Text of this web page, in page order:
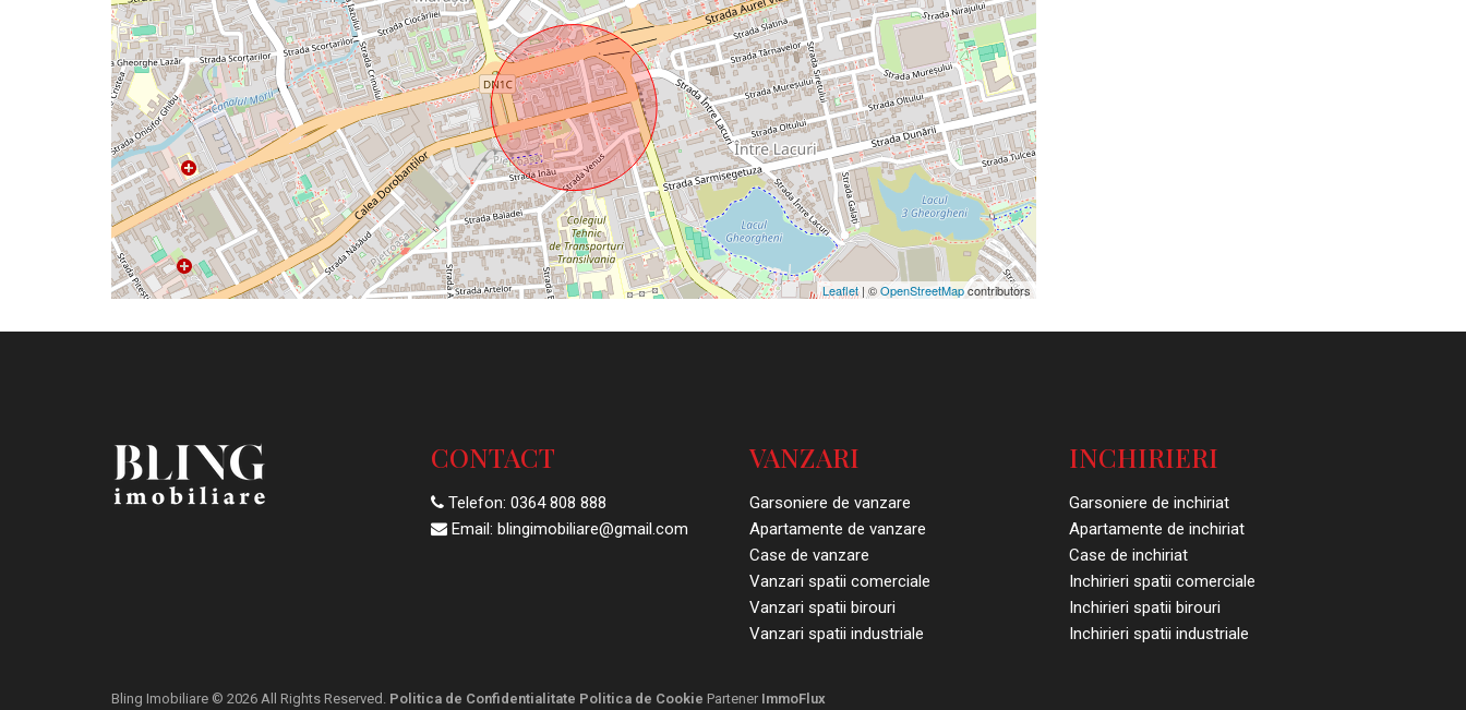
Leaflet| ©OpenStreetMapcontributors
CONTACT
Telefon: 0364 808 888
Email: blingimobiliare@gmail.com
VANZARI
Garsoniere de vanzare
Apartamente de vanzare
Case de vanzare
Vanzari spatii comerciale
Vanzari spatii birouri
Vanzari spatii industriale
INCHIRIERI
Garsoniere de inchiriat
Apartamente de inchiriat
Case de inchiriat
Inchirieri spatii comerciale
Inchirieri spatii birouri
Inchirieri spatii industriale
Bling Imobiliare © 2026 All Rights Reserved. Politica de Confidentialitate Politica de Cookie Partener ImmoFlux